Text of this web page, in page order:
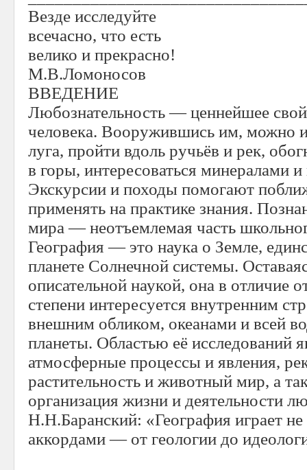
Везде исследуйте
всечасно, что есть
велико и прекрасно!
М.В.Ломоносов
ВВЕДЕНИЕ
Любознательность — ценнейшее
человека. Вооружившись им, можно
луга, пройти вдоль ручьёв и рек,
в горы, интересоваться минералами
Экскурсии и походы помогают
применять на практике знания.
мира — неотъемлемая часть
География — это наука о Земле,
планете Солнечной системы.
описательной наукой, она в отличие
степени интересуется внутренним
внешним обликом, океанами и всей
планеты. Областью её исследований
атмосферные процессы и явления,
растительность и животный мир, а
организация жизни и деятельности
Н.Н.Баранский: «География играет
аккордами — от геологии до